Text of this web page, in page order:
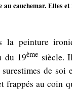
au cauchemar.Elles et
la peinture
du 19ème siècle.
de soi
frappés au coin